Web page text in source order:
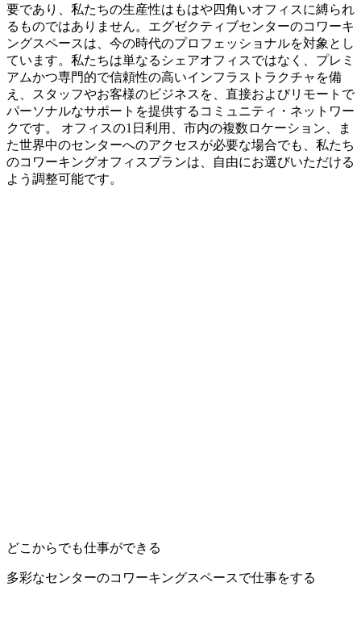
要であり、私たちの生産性はもはや四角いオフィスに縛られ
るものではありません。エグゼクティブセンターのコワーキ
ングスペースは、今の時代のプロフェッショナルを対象とし
ています。私たちは単なるシェアオフィスではなく、プレミ
アムかつ専門的で信頼性の高いインフラストラクチャを備
え、スタッフやお客様のビジネスを、直接およびリモートで
パーソナルなサポートを提供するコミュニティ・ネットワー
クです。 オフィスの1日利用、市内の複数ロケーション、ま
た世界中のセンターへのアクセスが必要な場合でも、私たち
のコワーキングオフィスプランは、自由にお選びいただける
よう調整可能です。
どこからでも仕事ができる
多彩なセンターのコワーキングスペースで仕事をする